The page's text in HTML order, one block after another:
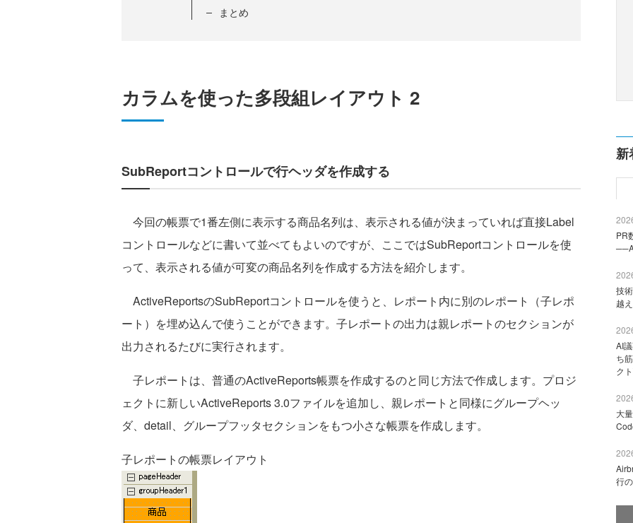
まとめ
カラムを使った多段組レイアウト 2
SubReportコントロールで行ヘッダを作成する
今回の帳票で1番左側に表示する商品名列は、表示される値が決まっていれば直接Label
コントロールなどに書いて並べてもよいのですが、ここではSubReportコントロールを使
って、表示される値が可変の商品名列を作成する方法を紹介します。
ActiveReportsのSubReportコントロールを使うと、レポート内に別のレポート（子レポ
ート）を埋め込んで使うことができます。子レポートの出力は親レポートのセクションが
出力されるたびに実行されます。
子レポートは、普通のActiveReports帳票を作成するのと同じ方法で作成します。プロジ
ェクトに新しいActiveReports 3.0ファイルを追加し、親レポートと同様にグループヘッ
ダ、detail、グループフッタセクションをもつ小さな帳票を作成します。
子レポートの帳票レイアウト
新
PR
技
越
AI
ち
ク
大
行